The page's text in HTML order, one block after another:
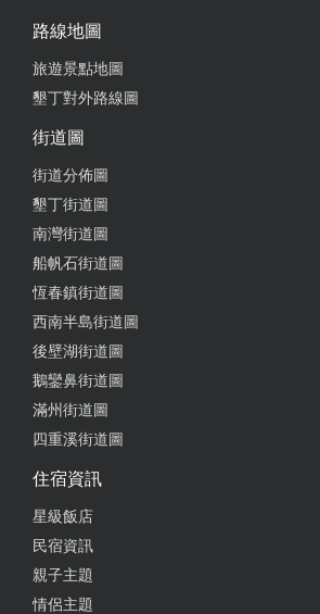
路線地圖
旅遊景點地圖
墾丁對外路線圖
街道圖
街道分佈圖
墾丁街道圖
南灣街道圖
船帆石街道圖
恆春鎮街道圖
西南半島街道圖
後壁湖街道圖
鵝鑾鼻街道圖
滿州街道圖
四重溪街道圖
住宿資訊
星級飯店
民宿資訊
親子主題
情侶主題